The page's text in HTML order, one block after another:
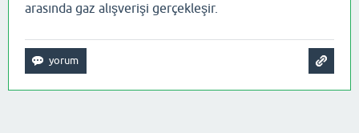
arasında gaz alışverişi gerçekleşir.